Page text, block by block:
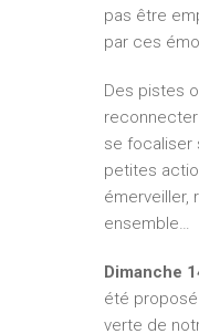
pas être
par ces
Des pistes
se focaliser
petites
émerveiller,
ensemble…
Dimanche
été
verte de